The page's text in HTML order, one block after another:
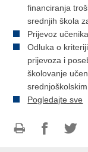
financiranja
srednjih škola
Prijevoz
Odluka o
prijevoza i
školovanje
Pogledajte sve